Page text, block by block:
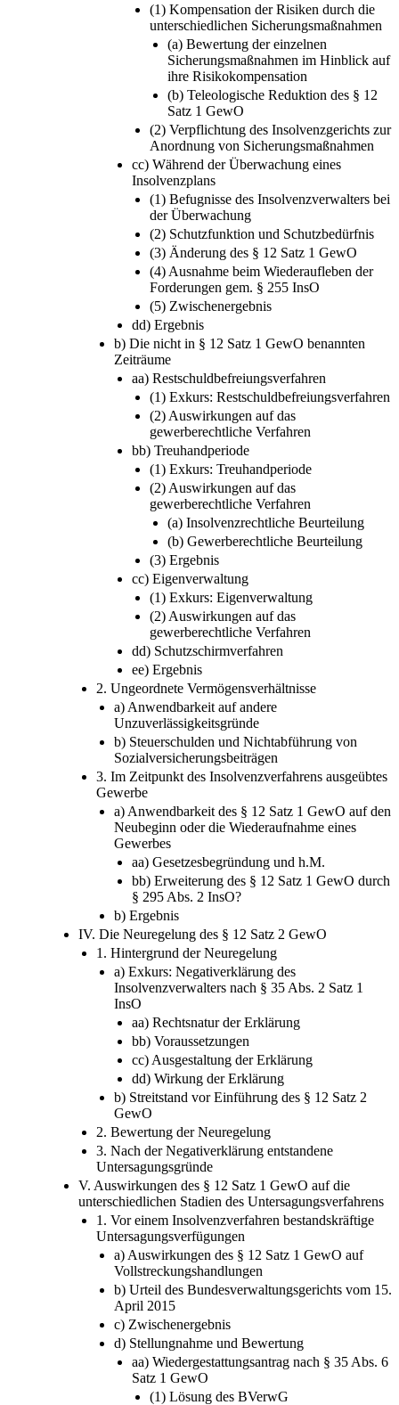
(1) Kompensation der Risiken durch die
unterschiedlichen Sicherungsmaßnahmen
(a) Bewertung der einzelnen
Sicherungsmaßnahmen im Hinblick auf
ihre Risikokompensation
(b) Teleologische Reduktion des § 12
Satz 1 GewO
(2) Verpflichtung des Insolvenzgerichts zur
Anordnung von Sicherungsmaßnahmen
cc) Während der Überwachung eines
Insolvenzplans
(1) Befugnisse des Insolvenzverwalters bei
der Überwachung
(2) Schutzfunktion und Schutzbedürfnis
(3) Änderung des § 12 Satz 1 GewO
(4) Ausnahme beim Wiederaufleben der
Forderungen gem. § 255 InsO
(5) Zwischenergebnis
dd) Ergebnis
b) Die nicht in § 12 Satz 1 GewO benannten
Zeiträume
aa) Restschuldbefreiungsverfahren
(1) Exkurs: Restschuldbefreiungsverfahren
(2) Auswirkungen auf das
gewerberechtliche Verfahren
bb) Treuhandperiode
(1) Exkurs: Treuhandperiode
(2) Auswirkungen auf das
gewerberechtliche Verfahren
(a) Insolvenzrechtliche Beurteilung
(b) Gewerberechtliche Beurteilung
(3) Ergebnis
cc) Eigenverwaltung
(1) Exkurs: Eigenverwaltung
(2) Auswirkungen auf das
gewerberechtliche Verfahren
dd) Schutzschirmverfahren
ee) Ergebnis
2. Ungeordnete Vermögensverhältnisse
a) Anwendbarkeit auf andere
Unzuverlässigkeitsgründe
b) Steuerschulden und Nichtabführung von
Sozialversicherungsbeiträgen
3. Im Zeitpunkt des Insolvenzverfahrens ausgeübtes
Gewerbe
a) Anwendbarkeit des § 12 Satz 1 GewO auf den
Neubeginn oder die Wiederaufnahme eines
Gewerbes
aa) Gesetzesbegründung und h.M.
bb) Erweiterung des § 12 Satz 1 GewO durch
§ 295 Abs. 2 InsO?
b) Ergebnis
IV. Die Neuregelung des § 12 Satz 2 GewO
1. Hintergrund der Neuregelung
a) Exkurs: Negativerklärung des
Insolvenzverwalters nach § 35 Abs. 2 Satz 1
InsO
aa) Rechtsnatur der Erklärung
bb) Voraussetzungen
cc) Ausgestaltung der Erklärung
dd) Wirkung der Erklärung
b) Streitstand vor Einführung des § 12 Satz 2
GewO
2. Bewertung der Neuregelung
3. Nach der Negativerklärung entstandene
Untersagungsgründe
V. Auswirkungen des § 12 Satz 1 GewO auf die
unterschiedlichen Stadien des Untersagungsverfahrens
1. Vor einem Insolvenzverfahren bestandskräftige
Untersagungsverfügungen
a) Auswirkungen des § 12 Satz 1 GewO auf
Vollstreckungshandlungen
b) Urteil des Bundesverwaltungsgerichts vom 15.
April 2015
c) Zwischenergebnis
d) Stellungnahme und Bewertung
aa) Wiedergestattungsantrag nach § 35 Abs. 6
Satz 1 GewO
(1) Lösung des BVerwG